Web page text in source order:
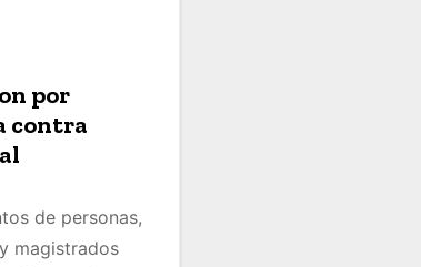
por
contra
de personas,
magistrados